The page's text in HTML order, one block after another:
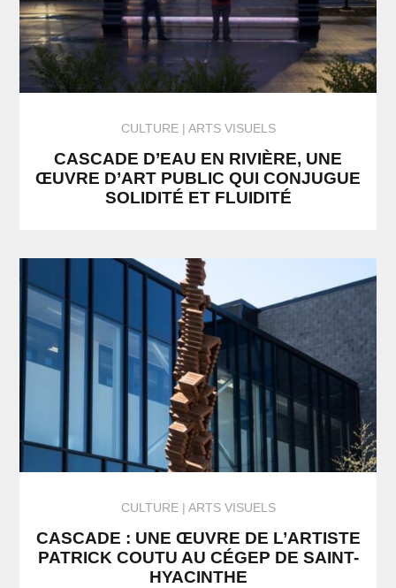
CULTURE ARTS VISUELS
CASCADE D’EAU EN RIVIÈRE, UNE
ŒUVRE D’ART PUBLIC QUI CONJUGUE
SOLIDITÉ ET FLUIDITÉ
CULTURE ARTS VISUELS
CASCADE : UNE ŒUVRE DE L’ARTISTE
PATRICK COUTU AU CÉGEP DE SAINT-
HYACINTHE